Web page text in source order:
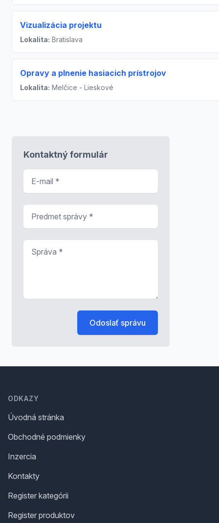
Vizualizácia projektu
Lokalita: Bratislava
Opravy a plnenie hasiacich prístrojov
Lokalita: Melčice - Lieskové
Kontaktný formulár
Odoslať správu
ODKAZY
Úvodná stránka
Obchodné podmienky
Inzercia
Kontakty
Register kategórii
Register produktov